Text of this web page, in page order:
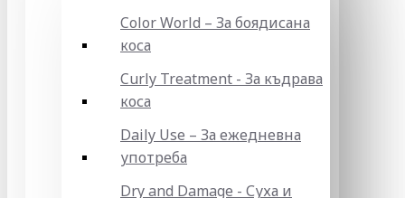
Color World – За боядисана
коса
Curly Treatment - За къдрава
коса
Daily Use – За ежедневна
употреба
Dry and Damage - Суха и